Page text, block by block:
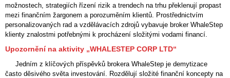
možnostech, strategiích řízení rizik a trendech na trhu překlenují propast
mezi finančním žargonem a porozuměním klientů. Prostřednictvím
personalizovaných rad a vzdělávacích zdrojů vybavuje broker WhaleStep
klienty znalostmi potřebnými k procházení složitými vodami financí.
Upozornění na aktivity „WHALESTEP CORP LTD“
Jedním z klíčových příspěvků brokera WhaleStep je demytizace
často děsivého světa investování. Rozdělují složité finanční koncepty na